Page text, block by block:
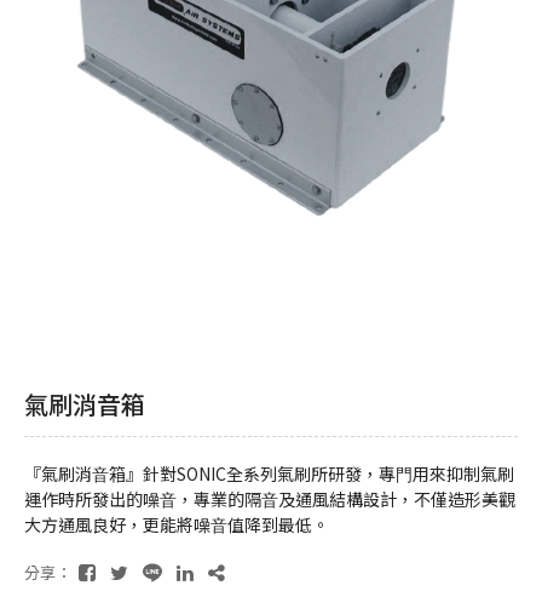
氣刷消音箱
『氣刷消⾳箱』針對SONIC全系列氣刷所研發，專⾨⽤來抑制氣刷
運作時所發出的噪⾳，專業的隔⾳及通風結構設計，不僅造形美觀
⼤⽅通風良好，更能將噪⾳值降到最低。
分享：